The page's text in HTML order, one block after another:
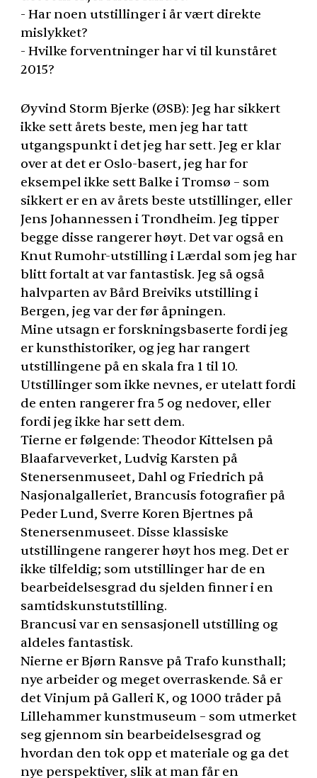
- Har noen utstillinger i år vært direkte
mislykket?
- Hvilke forventninger har vi til kunståret
2015?
Øyvind Storm Bjerke (ØSB): Jeg har sikkert
ikke sett årets beste, men jeg har tatt
utgangspunkt i det jeg har sett. Jeg er klar
over at det er Oslo-basert, jeg har for
eksempel ikke sett Balke i Tromsø – som
sikkert er en av årets beste utstillinger, eller
Jens Johannessen i Trondheim. Jeg tipper
begge disse rangerer høyt. Det var også en
Knut Rumohr-utstilling i Lærdal som jeg har
blitt fortalt at var fantastisk. Jeg så også
halvparten av Bård Breiviks utstilling i
Bergen, jeg var der før åpningen.
Mine utsagn er forskningsbaserte fordi jeg
er kunsthistoriker, og jeg har rangert
utstillingene på en skala fra 1 til 10.
Utstillinger som ikke nevnes, er utelatt fordi
de enten rangerer fra 5 og nedover, eller
fordi jeg ikke har sett dem.
Tierne er følgende: Theodor Kittelsen på
Blaafarveverket, Ludvig Karsten på
Stenersenmuseet, Dahl og Friedrich på
Nasjonalgalleriet, Brancusis fotografier på
Peder Lund, Sverre Koren Bjertnes på
Stenersenmuseet. Disse klassiske
utstillingene rangerer høyt hos meg. Det er
ikke tilfeldig; som utstillinger har de en
bearbeidelsesgrad du sjelden finner i en
samtidskunstutstilling.
Brancusi var en sensasjonell utstilling og
aldeles fantastisk.
Nierne er Bjørn Ransve på Trafo kunsthall;
nye arbeider og meget overraskende. Så er
det Vinjum på Galleri K, og 1000 tråder på
Lillehammer kunstmuseum – som utmerket
seg gjennom sin bearbeidelsesgrad og
hvordan den tok opp et materiale og ga det
nye perspektiver, slik at man får en